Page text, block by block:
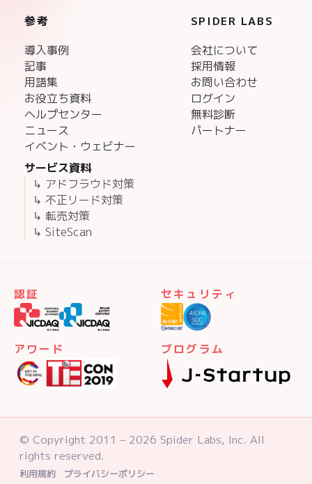
参考
導入事例
記事
用語集
お役立ち資料
ヘルプセンター
ニュース
イベント・ウェビナー
サービス資料
↳ アドフラウド対策
↳ 不正リード対策
↳ 転売対策
↳ SiteScan
SPIDER LABS
会社について
採用情報
お問い合わせ
ログイン
無料診断
パートナー
認証 セキュリティ
アワード プログラム
© Copyright 2011 – 2026 Spider Labs, Inc. All
rights reserved.
利用規約 プライバシーポリシー